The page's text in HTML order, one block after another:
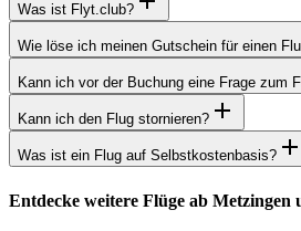
Was ist Flyt.club?
Wie löse ich meinen Gutschein für einen
Kann ich vor der Buchung eine Frage zum
Kann ich den Flug stornieren?
Was ist ein Flug auf Selbstkostenbasis?
Entdecke weitere Flüge ab Metzingen